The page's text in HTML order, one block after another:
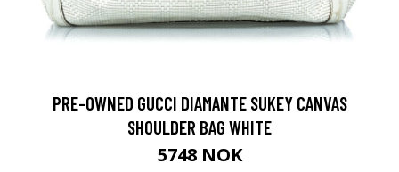
PRE-OWNED GUCCI DIAMANTE SUKEY CANVAS
SHOULDER BAG WHITE
5748 NOK